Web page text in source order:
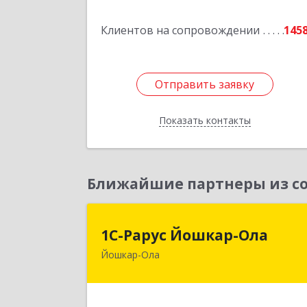
Клиентов на сопровождении
Отправить заявку
Показать контакты
Отправить заявку
Назад
Ближайшие партнеры из
1С-Рарус Йошкар-Ола
Йошкар-Ола
1С-Рарус Йошкар-Ола
424004, Марий Эл Респ, Йошкар-Ола г,